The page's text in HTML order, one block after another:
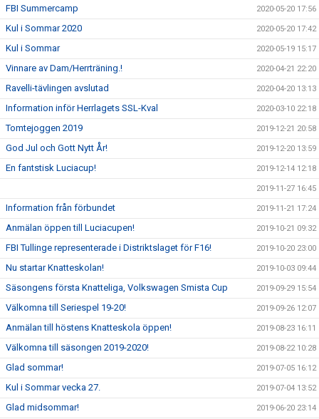
FBI Summercamp 2020-05-20 17:56
Kul i Sommar 2020 2020-05-20 17:42
Kul i Sommar 2020-05-19 15:17
Vinnare av Dam/Herrträning.! 2020-04-21 22:20
Ravelli-tävlingen avslutad 2020-04-20 13:13
Information inför Herrlagets SSL-Kval 2020-03-10 22:18
Tomtejoggen 2019 2019-12-21 20:58
God Jul och Gott Nytt År! 2019-12-20 13:59
En fantstisk Luciacup! 2019-12-14 12:18
2019-11-27 16:45
Information från förbundet 2019-11-21 17:24
Anmälan öppen till Luciacupen! 2019-10-21 09:32
FBI Tullinge representerade i Distriktslaget för F16! 2019-10-20 23:00
Nu startar Knatteskolan! 2019-10-03 09:44
Säsongens första Knatteliga, Volkswagen Smista Cup 2019-09-29 15:54
Välkomna till Seriespel 19-20! 2019-09-26 12:07
Anmälan till höstens Knatteskola öppen! 2019-08-23 16:11
Välkomna till säsongen 2019-2020! 2019-08-22 10:28
Glad sommar! 2019-07-05 16:12
Kul i Sommar vecka 27. 2019-07-04 13:52
Glad midsommar! 2019-06-20 23:14